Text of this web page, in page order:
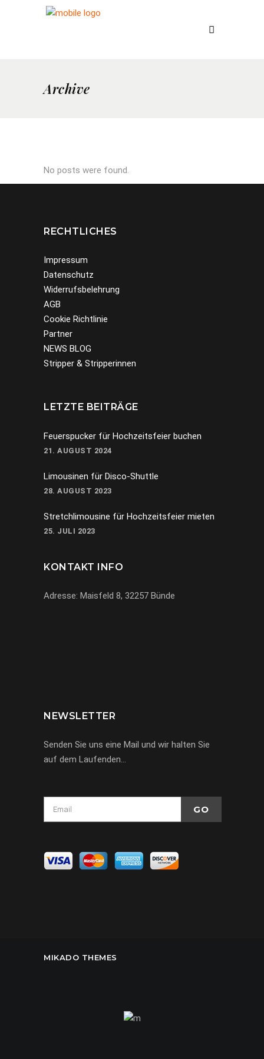
Archive
No posts were found.
RECHTLICHES
Impressum
Datenschutz
Widerrufsbelehrung
AGB
Cookie Richtlinie
Partner
NEWS BLOG
Stripper & Stripperinnen
LETZTE BEITRÄGE
Feuerspucker für Hochzeitsfeier buchen
21. AUGUST 2024
Limousinen für Disco-Shuttle
28. AUGUST 2023
Stretchlimousine für Hochzeitsfeier mieten
25. JULI 2023
KONTAKT INFO
Adresse: Maisfeld 8, 32257 Bünde
NEWSLETTER
Senden Sie uns eine Mail und wir halten Sie
auf dem Laufenden…
MIKADO THEMES